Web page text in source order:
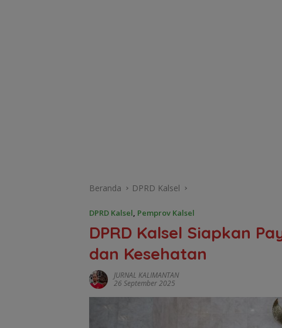
Beranda DPRD Kalsel
DPRD Kalsel, Pemprov Kalsel
DPRD Kalsel Siapkan
dan Kesehatan
JURNAL KALIMANTAN
26 September 2025